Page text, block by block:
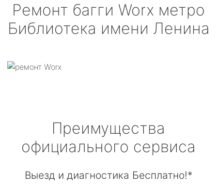
Ремонт багги Worx метро
Библиотека имени Ленина
Преимущества
официального сервиса
Выезд и диагностика Бесплатно!*